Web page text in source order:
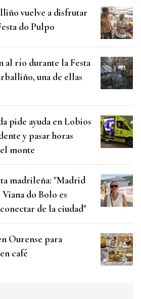
vuelve a disfrutar
do Pulpo
al río durante la Festa
una de ellas
pide ayuda en Lobios
y pasar horas
monte
madrileña: "Madrid
do Bolo es
de la ciudad"
Ourense para
café